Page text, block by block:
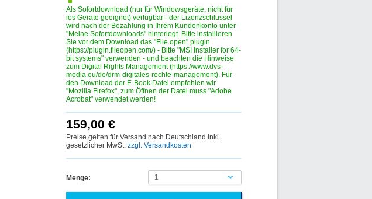
Als Sofortdownload (nur für Windowsgeräte, nicht für
ios Geräte geeignet) verfügbar - der Lizenzschlüssel
wird nach der Bezahlung in Ihrem Kundenkonto unter
"Meine Sofortdownloads" hinterlegt. Bitte installieren
Sie vor dem Download das "File open" plugin
(https://plugin.fileopen.com/) - Bitte "MSI Installer for 64-
bit systems" verwenden - und beachten die Hinweise
zum Digital Rights Management (https://www.dvs-
media.eu/de/drm-digitales-rechte-management). Für
den Download der E-Book Datei empfehlen wir
"Mozilla Firefox", zum Öffnen der Datei muss "Adobe
Acrobat" verwendet werden!
159,00 €
Preise gelten für Versand nach Deutschland inkl.
gesetzlicher MwSt. zzgl. Versandkosten
Menge: 1